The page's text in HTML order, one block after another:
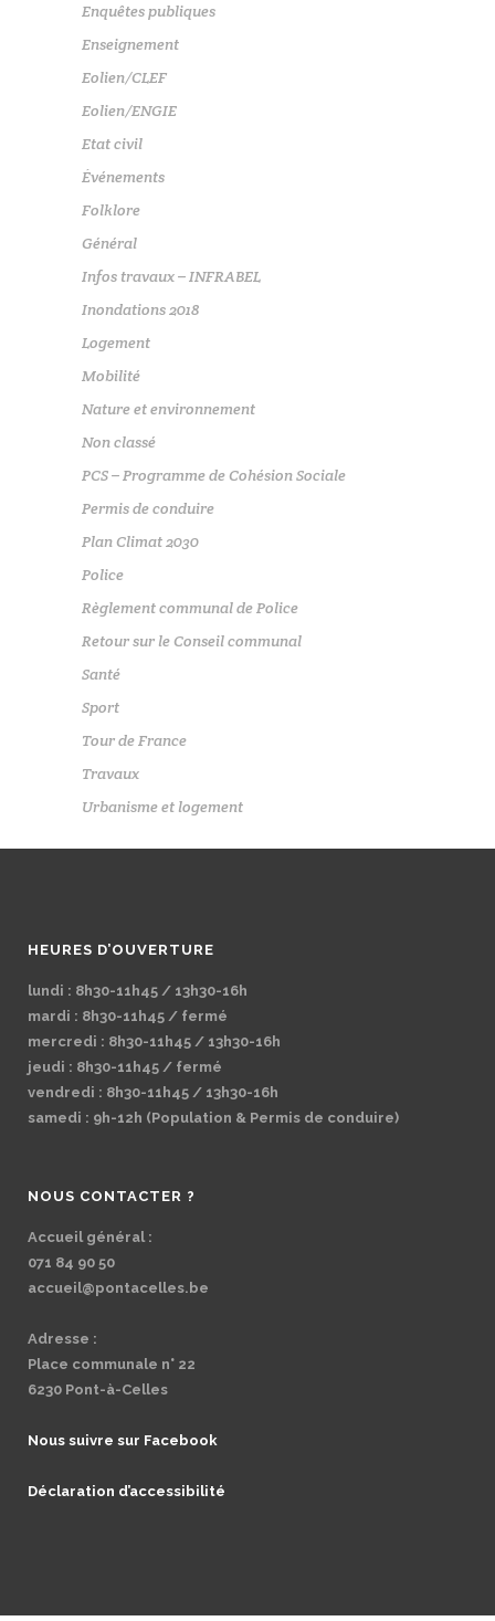
Enquêtes publiques
Enseignement
Eolien/CLEF
Eolien/ENGIE
Etat civil
Événements
Folklore
Général
Infos travaux – INFRABEL
Inondations 2018
Logement
Mobilité
Nature et environnement
Non classé
PCS – Programme de Cohésion Sociale
Permis de conduire
Plan Climat 2030
Police
Règlement communal de Police
Retour sur le Conseil communal
Santé
Sport
Tour de France
Travaux
Urbanisme et logement
HEURES D’OUVERTURE
lundi : 8h30-11h45 / 13h30-16h
mardi : 8h30-11h45 / fermé
mercredi : 8h30-11h45 / 13h30-16h
jeudi : 8h30-11h45 / fermé
vendredi : 8h30-11h45 / 13h30-16h
samedi : 9h-12h (Population & Permis de conduire)
NOUS CONTACTER ?
Accueil général :
071 84 90 50
accueil@pontacelles.be
Adresse :
Place communale n° 22
6230 Pont-à-Celles
Nous suivre sur Facebook
Déclaration d’accessibilité